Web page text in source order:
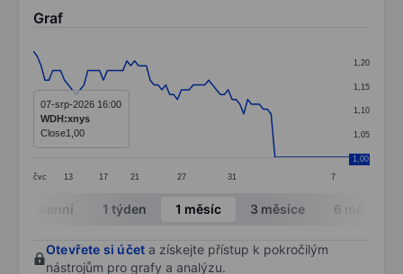
Graf
Line chart with 82 data points.
The chart has 1 X axis displaying categories.
The chart has 1 Y axis displaying values. Data ranges
čvc 13 17 21 27 31 7
1,05
1,10
1,15
1,20
1,00
07-srp-2026 16:00
WDH:xnys
Close1,00
End of interactive chart.
Intradenní 1 týden 1 měsíc 3 měsíce 6 měsíců
Otevřete si účet a získejte přístup k pokročilým
nástrojům pro grafy a analýzu.